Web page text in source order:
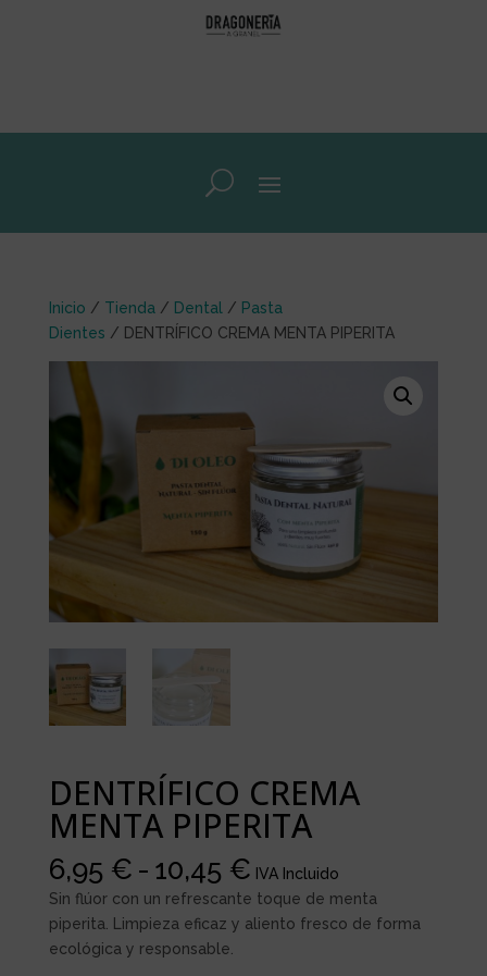
Inicio / Tienda / Dental / Pasta
Dientes / DENTRÍFICO CREMA MENTA PIPERITA
DENTRÍFICO CREMA
MENTA PIPERITA
6,95 € - 10,45 €Rango
de
precios:
IVA Incluido
Sin flúor con un refrescante toque de menta
piperita. Limpieza eficaz y aliento fresco de forma
ecológica y responsable.